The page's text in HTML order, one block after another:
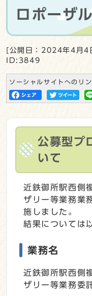
ロポーザ
[公開日：2024年4月4
ID:3849
ソーシャルサイトへのリ
公募型プ
いて
近鉄御所駅西側
ザリー等業務業
施しました。
結果については
業務名
近鉄御所駅西側
ザリー等業務委